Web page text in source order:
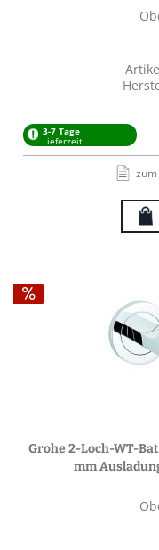
3-7 Tage
Lieferzeit
Grohe 2-Loch-WT-
mm